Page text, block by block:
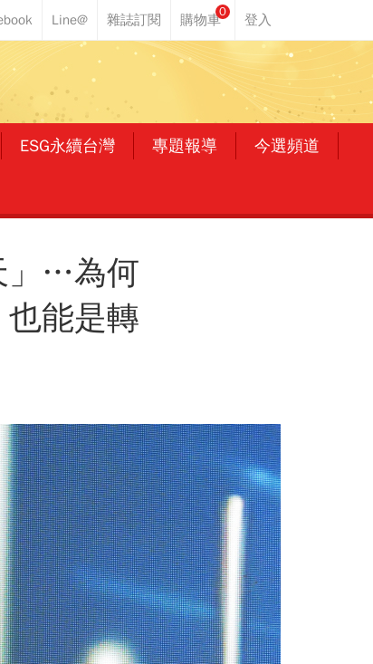
0
ESG永續台灣 專題報導 今選頻道
」…為何
能是轉